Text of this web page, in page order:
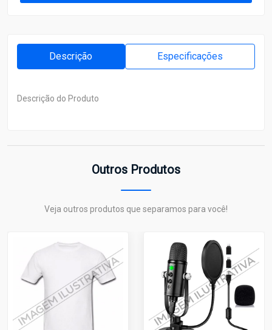
Descrição Especificações
Descrição do Produto
Outros Produtos
Veja outros produtos que separamos para você!